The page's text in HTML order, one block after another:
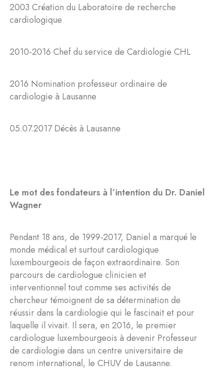
2003 Création du Laboratoire de recherche
cardiologique
2010-2016 Chef du service de Cardiologie CHL
2016 Nomination professeur ordinaire de
cardiologie à Lausanne
05.07.2017 Décès à Lausanne
Le mot des fondateurs à l’intention du Dr. Daniel
Wagner
Pendant 18 ans, de 1999-2017, Daniel a marqué le
monde médical et surtout cardiologique
luxembourgeois de façon extraordinaire. Son
parcours de cardiologue clinicien et
interventionnel tout comme ses activités de
chercheur témoignent de sa détermination de
réussir dans la cardiologie qui le fascinait et pour
laquelle il vivait. Il sera, en 2016, le premier
cardiologue luxembourgeois à devenir Professeur
de cardiologie dans un centre universitaire de
renom international, le CHUV de Lausanne.